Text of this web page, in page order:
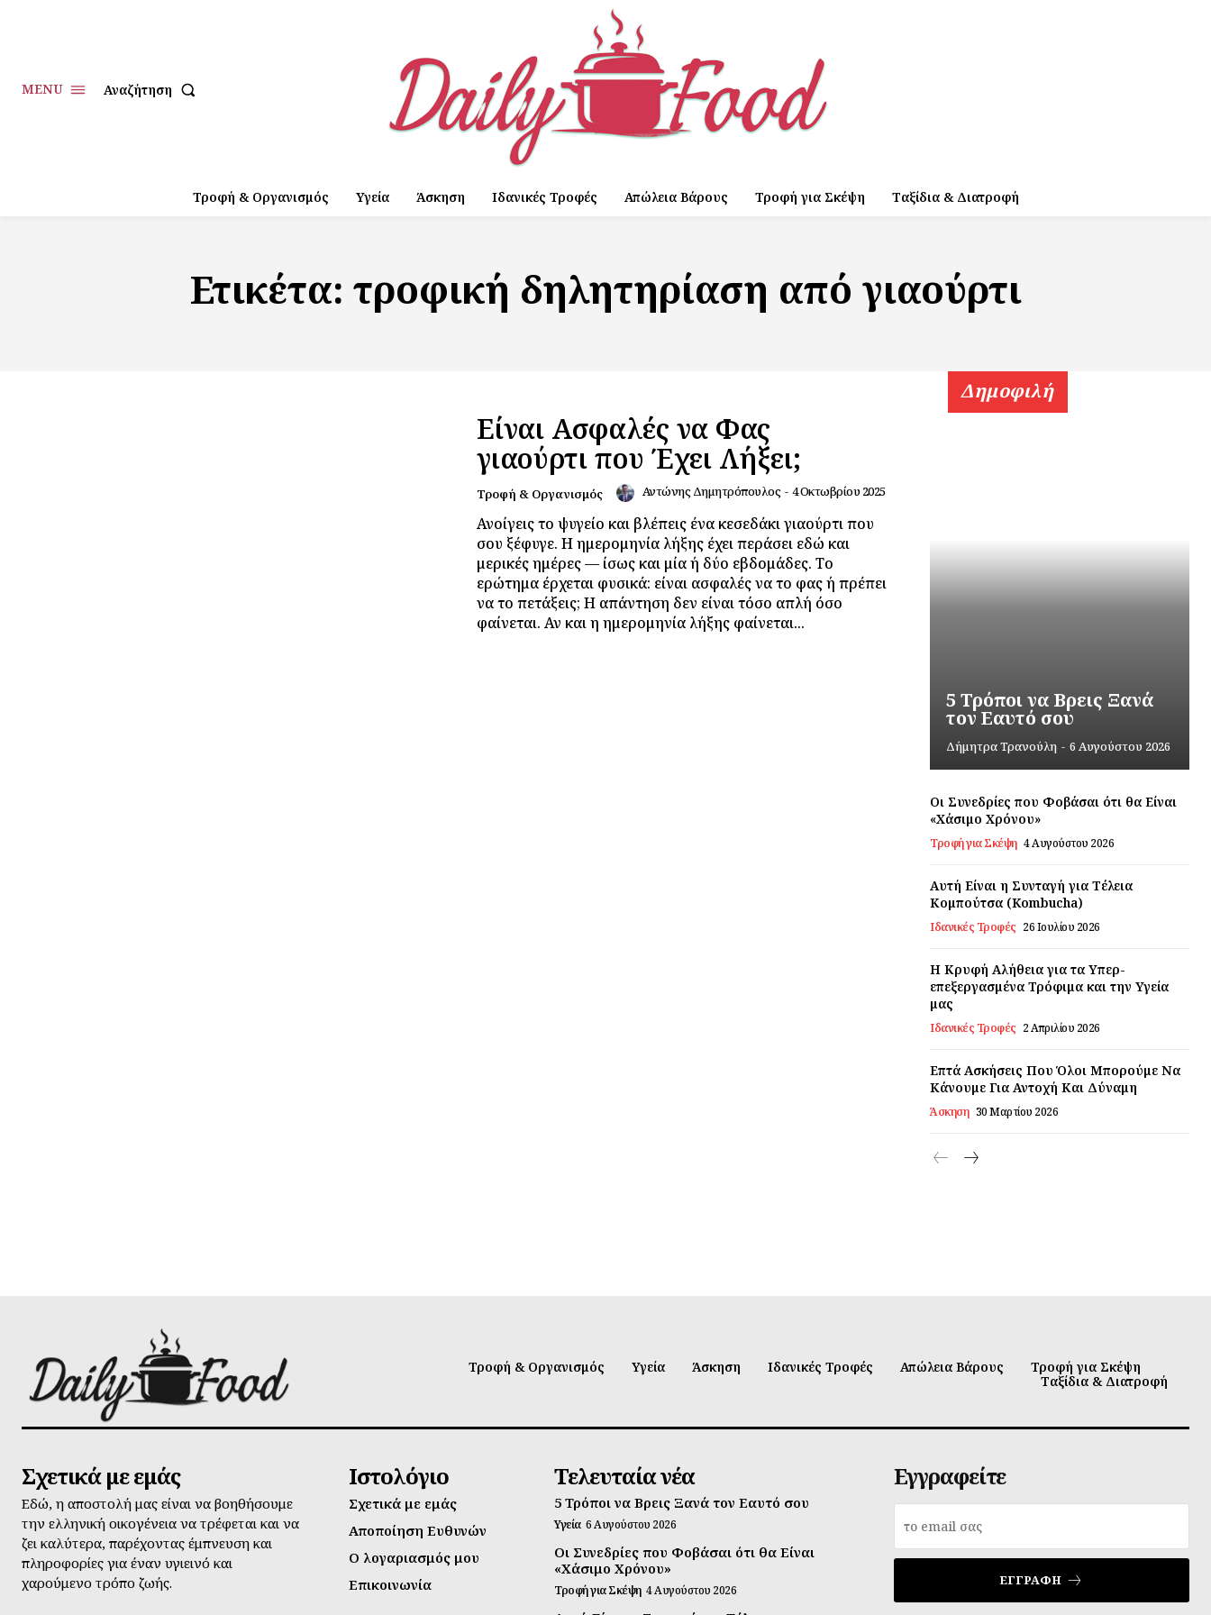
MENU Αναζήτηση
Τροφή & Οργανισμός Υγεία Άσκηση Ιδανικές Τροφές Απώλεια Βάρους Τροφή για Σκέψη Ταξίδια & Διατροφή
Ετικέτα: τροφική δηλητηρίαση από γιαούρτι
Είναι Ασφαλές να Φας
γιαούρτι που Έχει Λήξει;
Τροφή & Οργανισμός Αντώνης Δημητρόπουλος - 4 Οκτωβρίου 2025
Ανοίγεις το ψυγείο και βλέπεις ένα κεσεδάκι γιαούρτι που
σου ξέφυγε. Η ημερομηνία λήξης έχει περάσει εδώ και
μερικές ημέρες — ίσως και μία ή δύο εβδομάδες. Το
ερώτημα έρχεται φυσικά: είναι ασφαλές να το φας ή πρέπει
να το πετάξεις; Η απάντηση δεν είναι τόσο απλή όσο
φαίνεται. Αν και η ημερομηνία λήξης φαίνεται...
Δημοφιλή
5 Τρόποι να Βρεις Ξανά
τον Εαυτό σου
Δήμητρα Τρανούλη - 6 Αυγούστου 2026
Οι Συνεδρίες που Φοβάσαι ότι θα Είναι
«Χάσιμο Χρόνου»
Τροφή για Σκέψη 4 Αυγούστου 2026
Αυτή Είναι η Συνταγή για Τέλεια
Κομπούτσα (Kombucha)
Ιδανικές Τροφές 26 Ιουλίου 2026
Η Κρυφή Αλήθεια για τα Υπερ-
επεξεργασμένα Τρόφιμα και την Υγεία
μας
Ιδανικές Τροφές 2 Απριλίου 2026
Επτά Ασκήσεις Που Όλοι Μπορούμε Να
Κάνουμε Για Αντοχή Και Δύναμη
Άσκηση 30 Μαρτίου 2026
Τροφή & Οργανισμός Υγεία Άσκηση Ιδανικές Τροφές Απώλεια Βάρους
Τροφή για Σκέψη
Ταξίδια & Διατροφή
Σχετικά με εμάς
Εδώ, η αποστολή μας είναι να βοηθήσουμε
την ελληνική οικογένεια να τρέφεται και να
ζει καλύτερα, παρέχοντας έμπνευση και
πληροφορίες για έναν υγιεινό και
χαρούμενο τρόπο ζωής.
Ιστολόγιο
Σχετικά με εμάς
Αποποίηση Ευθυνών
Ο λογαριασμός μου
Επικοινωνία
Τελευταία νέα
5 Τρόποι να Βρεις Ξανά τον Εαυτό σου
Υγεία 6 Αυγούστου 2026
Οι Συνεδρίες που Φοβάσαι ότι θα Είναι
«Χάσιμο Χρόνου»
Τροφή για Σκέψη 4 Αυγούστου 2026
Εγγραφείτε
ΕΓΓΡΑΦΉ